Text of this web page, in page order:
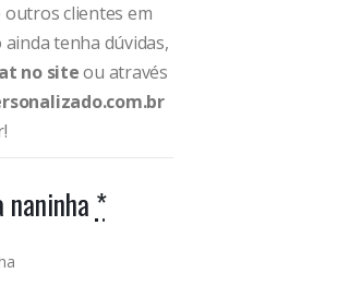
clientes em
ainda tenha dúvidas,
no siteou através
naninha *